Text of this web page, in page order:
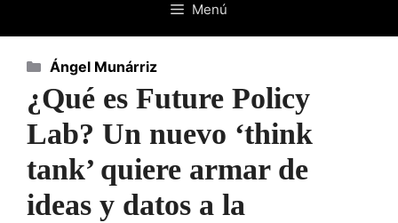
Menú
¿Qué es Future Policy
Lab? Un nuevo ‘think
tank’ quiere armar de
ideas y datos a la
Categorías
Ángel Munárriz